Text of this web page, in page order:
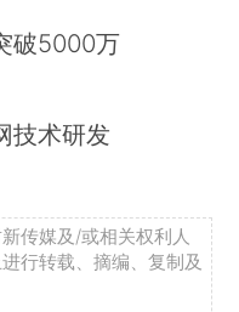
破5000万
技术研发
传媒及/或相关权利人
行转载、摘编、复制及